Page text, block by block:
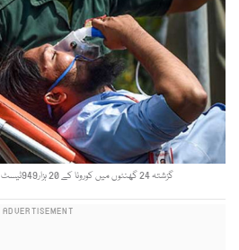
گزشتہ 24 گھنٹوں میں کورونا کے 20 ہزار949ٹیسٹ کئے گئے،این آئی ایچ:فوٹو:فائل